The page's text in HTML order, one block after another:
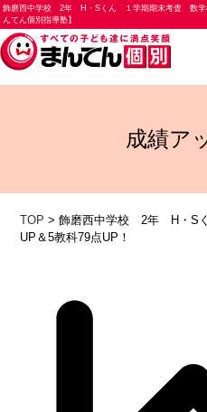
飾磨西中学校 2年 H・Sくん １学期期末考査 数学
んてん個別指導塾】
成績ア
TOP >飾磨西中学校 2年 H・S
UP＆5教科79点UP！